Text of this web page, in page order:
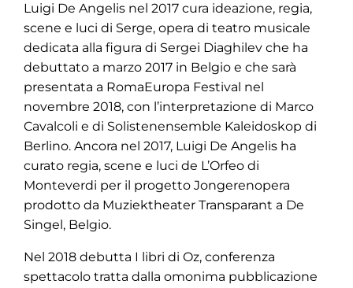
Luigi De Angelis nel 2017 cura ideazione, regia,
scene e luci di Serge, opera di teatro musicale
dedicata alla figura di Sergei Diaghilev che ha
debuttato a marzo 2017 in Belgio e che sarà
presentata a RomaEuropa Festival nel
novembre 2018, con l’interpretazione di Marco
Cavalcoli e di Solistenensemble Kaleidoskop di
Berlino. Ancora nel 2017, Luigi De Angelis ha
curato regia, scene e luci de L’Orfeo di
Monteverdi per il progetto Jongerenopera
prodotto da Muziektheater Transparant a De
Singel, Belgio.
Nel 2018 debutta I libri di Oz, conferenza
spettacolo tratta dalla omonima pubblicazione